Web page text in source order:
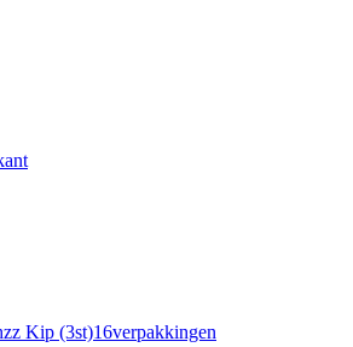
Kip (3st)16verpakkingen